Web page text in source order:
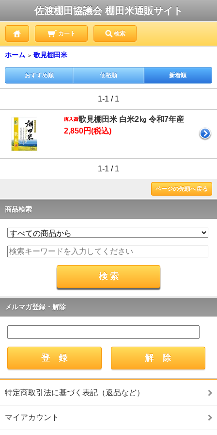
佐渡棚田協議会 棚田米通販サイト
カート 検索
ホーム ＞ 歌見棚田米
おすすめ順 価格順 新着順
1-1 / 1
歌見棚田米 白米2㎏ 令和7年産
2,850円(税込)
1-1 / 1
ページの先頭へ戻る
商品検索
メルマガ登録・解除
特定商取引法に基づく表記（返品など）
マイアカウント